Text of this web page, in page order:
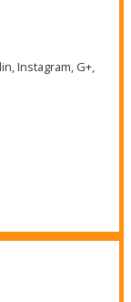
Instagram, G+,